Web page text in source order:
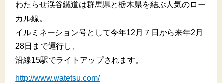
わたらせ渓谷鐵道は群馬県と栃木県を結ぶ人気のロー
カル線。
イルミネーション号として今年12月７日から来年2月
28日まで運行し、
沿線15駅でライトアップされます。
http://www.watetsu.com/